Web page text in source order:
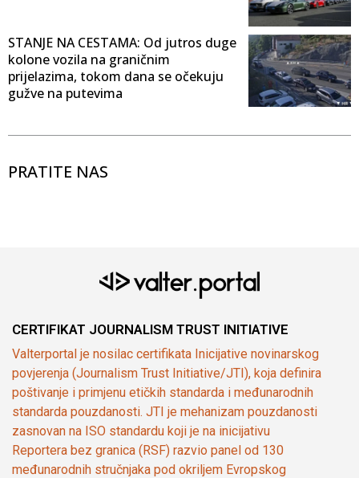
STANJE NA CESTAMA: Od jutros duge
kolone vozila na graničnim
prijelazima, tokom dana se očekuju
gužve na putevima
PRATITE NAS
CERTIFIKAT JOURNALISM TRUST INITIATIVE
Valterportal je nosilac certifikata Inicijative novinarskog
povjerenja (Journalism Trust Initiative/JTI), koja definira
poštivanje i primjenu etičkih standarda i međunarodnih
standarda pouzdanosti. JTI je mehanizam pouzdanosti
zasnovan na ISO standardu koji je na inicijativu
Reportera bez granica (RSF) razvio panel od 130
međunarodnih stručnjaka pod okriljem Evropskog